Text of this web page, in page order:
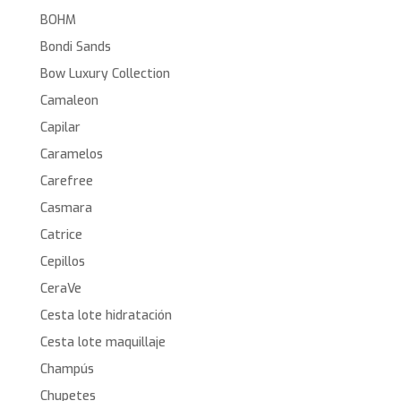
BOHM
Bondi Sands
Bow Luxury Collection
Camaleon
Capilar
Caramelos
Carefree
Casmara
Catrice
Cepillos
CeraVe
Cesta lote hidratación
Cesta lote maquillaje
Champús
Chupetes